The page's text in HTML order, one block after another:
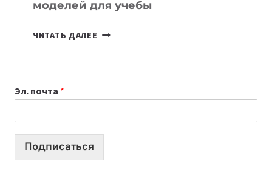
моделей для учебы
ЧИТАТЬ ДАЛЕЕ КАКОЙ
2026:
10
Эл. почта *
Подписаться